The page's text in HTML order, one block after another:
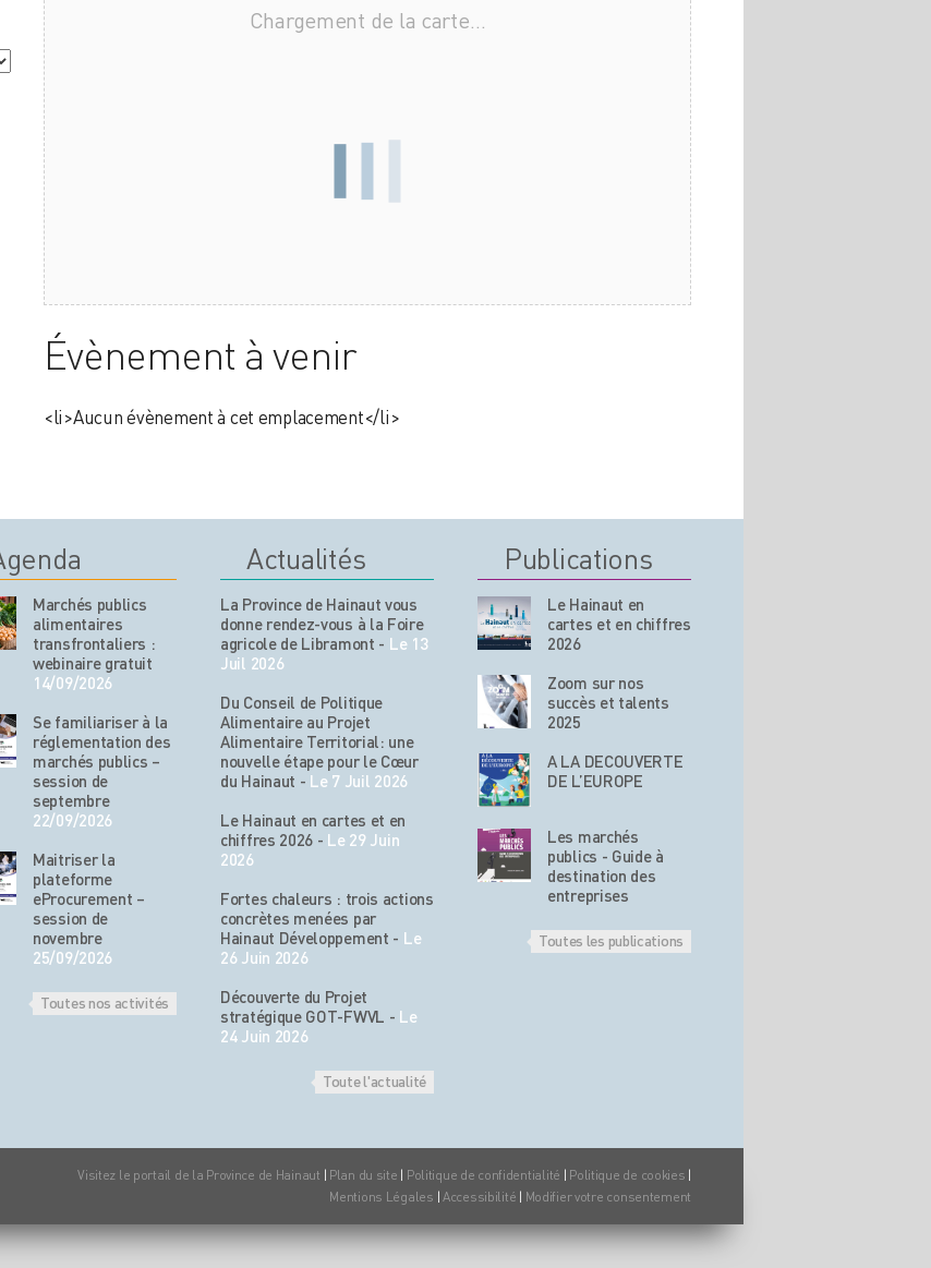
Chargement de la carte…
Évènement à venir
<li>Aucun évènement à cet emplacement</li>
Marchés publics
alimentaires
transfrontaliers :
webinaire gratuit
14/09/2026
Se familiariser à la
réglementation des
marchés publics –
session de
septembre
22/09/2026
Maitriser la
plateforme
eProcurement –
session de
novembre
25/09/2026
Toutes nos activités
Actualités
La Province de Hainaut vous
donne rendez-vous à la Foire
agricole de Libramont - Le 13
Juil 2026
Du Conseil de Politique
Alimentaire au Projet
Alimentaire Territorial: une
nouvelle étape pour le Cœur
du Hainaut - Le 7 Juil 2026
Le Hainaut en cartes et en
chiffres 2026 - Le 29 Juin
2026
Fortes chaleurs : trois actions
concrètes menées par
Hainaut Développement - Le
26 Juin 2026
Découverte du Projet
stratégique GOT-FWVL - Le
24 Juin 2026
Toute l'actualité
Publications
Le Hainaut en
cartes et en chiffres
2026
Zoom sur nos
succès et talents
2025
A LA DECOUVERTE
DE L’EUROPE
Les marchés
publics - Guide à
destination des
entreprises
Toutes les publications
Visitez le portail de la Province de Hainaut | Plan du site | Politique de confidentialité | Politique de cookies |
Mentions Légales | Accessibilité | Modifier votre consentement